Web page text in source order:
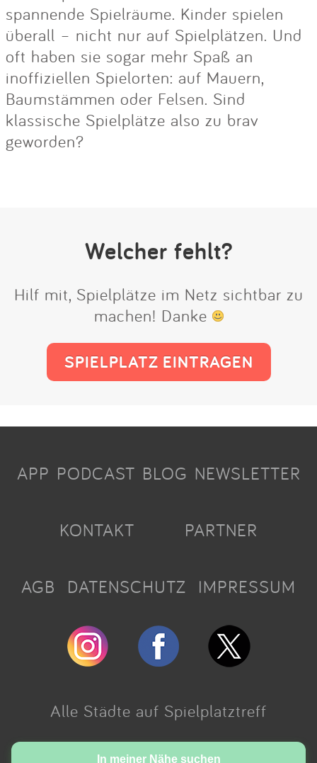
spannende Spielräume. Kinder spielen
überall – nicht nur auf Spielplätzen. Und
oft haben sie sogar mehr Spaß an
inoffiziellen Spielorten: auf Mauern,
Baumstämmen oder Felsen. Sind
klassische Spielplätze also zu brav
geworden?
Welcher fehlt?
Hilf mit, Spielplätze im Netz sichtbar zu
machen! Danke
SPIELPLATZ EINTRAGEN
In meiner Nähe suchen
APP PODCAST BLOG NEWSLETTER
KONTAKT PARTNER
AGB DATENSCHUTZ IMPRESSUM
Alle Städte auf Spielplatztreff